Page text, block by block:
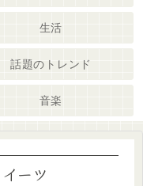
生活
話題のトレンド
音楽
ーツ